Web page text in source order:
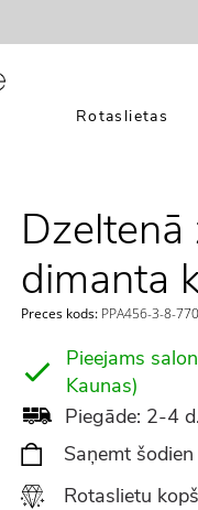
Rotaslietas
dimanta
Preces kods:PPA456-3-8-
Pieejams
Kaunas)
Piegāde: 2-4
Saņemt
Rotaslietu